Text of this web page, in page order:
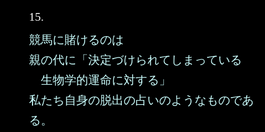
15.
競馬に賭けるのは
親の代に「決定づけられてしまっている
生物学的運命に対する」
私たち自身の脱出の占いのようなものであ
る。